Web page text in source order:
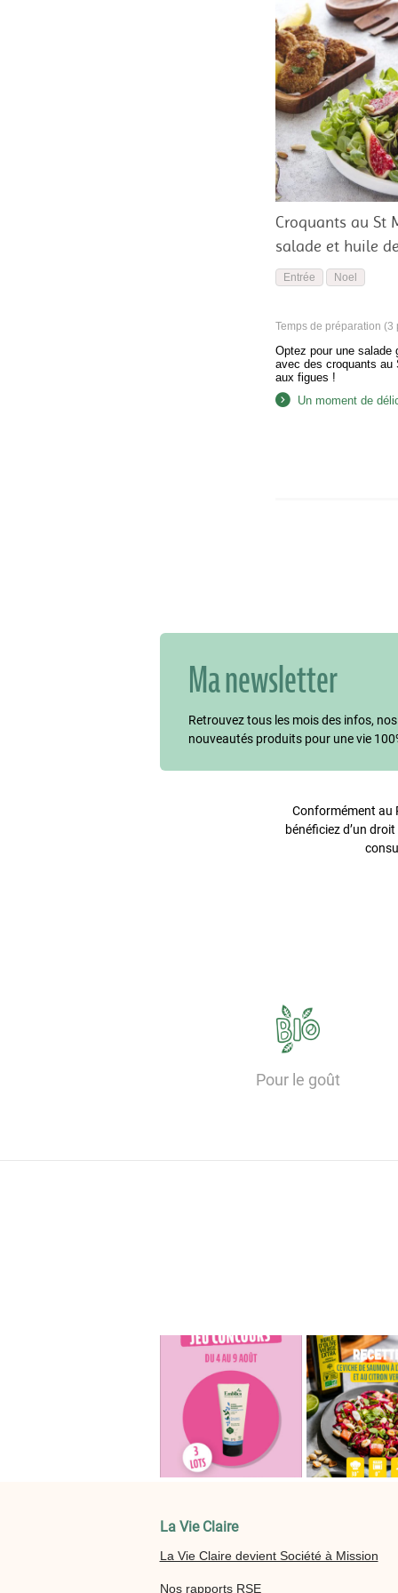
Croquants au St
salade et huile
Entrée Noel
Temps de préparation (3
Optez pour une salade
avec des croquants au
aux figues !
Un moment de
Ma newsletter
Retrouvez tous les mois des infos,
nouveautés produits pour une vie
Conformément au
bénéficiez d’un
Pour le goût
La Vie Claire
La Vie Claire devient Société à Mission
Nos rapports RSE